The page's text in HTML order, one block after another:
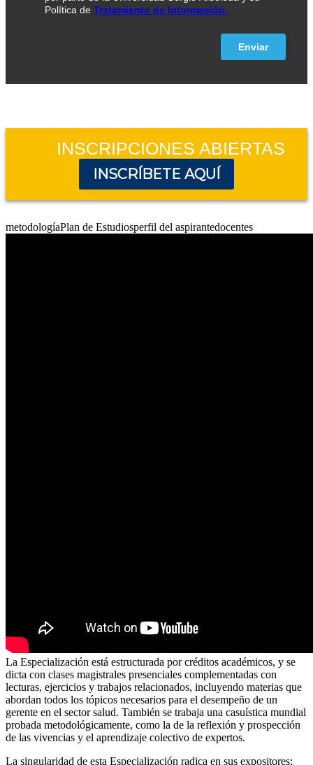
INSCRIPCIONES ABIERTAS
INSCRÍBETE AQUÍ
metodologíaPlan de Estudiosperfil del aspirantedocentes
La Especialización está estructurada por créditos académicos, y se
dicta con clases magistrales presenciales complementadas con
lecturas, ejercicios y trabajos relacionados, incluyendo materias que
abordan todos los tópicos necesarios para el desempeño de un
gerente en el sector salud. También se trabaja una casuística mundial
probada metodológicamente, como la de la reflexión y prospección
de las vivencias y el aprendizaje colectivo de expertos.
La singularidad de esta Especialización radica en sus expositores;